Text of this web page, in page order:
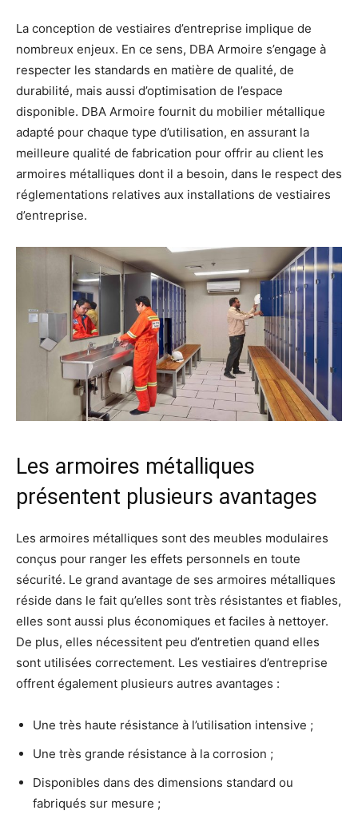
La conception de vestiaires d’entreprise implique de
nombreux enjeux. En ce sens, DBA Armoire s’engage à
respecter les standards en matière de qualité, de
durabilité, mais aussi d’optimisation de l’espace
disponible. DBA Armoire fournit du mobilier métallique
adapté pour chaque type d’utilisation, en assurant la
meilleure qualité de fabrication pour offrir au client les
armoires métalliques dont il a besoin, dans le respect des
réglementations relatives aux installations de vestiaires
d’entreprise.
Les armoires métalliques
présentent plusieurs avantages
Les armoires métalliques sont des meubles modulaires
conçus pour ranger les effets personnels en toute
sécurité. Le grand avantage de ses armoires métalliques
réside dans le fait qu’elles sont très résistantes et fiables,
elles sont aussi plus économiques et faciles à nettoyer.
De plus, elles nécessitent peu d’entretien quand elles
sont utilisées correctement. Les vestiaires d’entreprise
offrent également plusieurs autres avantages :
Une très haute résistance à l’utilisation intensive ;
Une très grande résistance à la corrosion ;
Disponibles dans des dimensions standard ou
fabriqués sur mesure ;